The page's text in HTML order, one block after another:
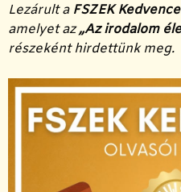
Lezárult a FSZEK
amelyet az„Az irodalom
részeként hirdettünk meg.